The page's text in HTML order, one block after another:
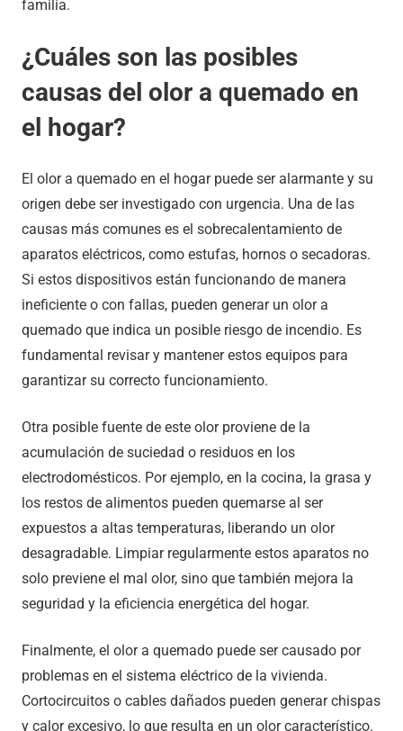
familia.
¿Cuáles son las posibles
causas del olor a quemado en
el hogar?
El olor a quemado en el hogar puede ser alarmante y su
origen debe ser investigado con urgencia. Una de las
causas más comunes es el sobrecalentamiento de
aparatos eléctricos, como estufas, hornos o secadoras.
Si estos dispositivos están funcionando de manera
ineficiente o con fallas, pueden generar un olor a
quemado que indica un posible riesgo de incendio. Es
fundamental revisar y mantener estos equipos para
garantizar su correcto funcionamiento.
Otra posible fuente de este olor proviene de la
acumulación de suciedad o residuos en los
electrodomésticos. Por ejemplo, en la cocina, la grasa y
los restos de alimentos pueden quemarse al ser
expuestos a altas temperaturas, liberando un olor
desagradable. Limpiar regularmente estos aparatos no
solo previene el mal olor, sino que también mejora la
seguridad y la eficiencia energética del hogar.
Finalmente, el olor a quemado puede ser causado por
problemas en el sistema eléctrico de la vivienda.
Cortocircuitos o cables dañados pueden generar chispas
y calor excesivo, lo que resulta en un olor característico.